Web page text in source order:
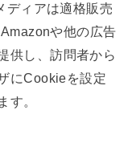
ディアは適格販売
や他の広告
供し、訪問者から
にCookieを設定
す。